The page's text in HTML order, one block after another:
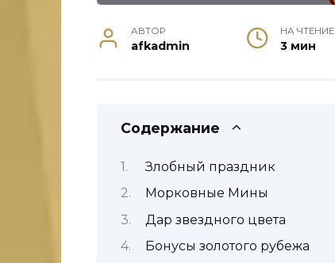
АВТОР
afkadmin
НА ЧТЕНИЕ
3 мин
Содержание
Злобный праздник
Морковные Мины
Дар звездного цвета
Бонусы золотого рубежа